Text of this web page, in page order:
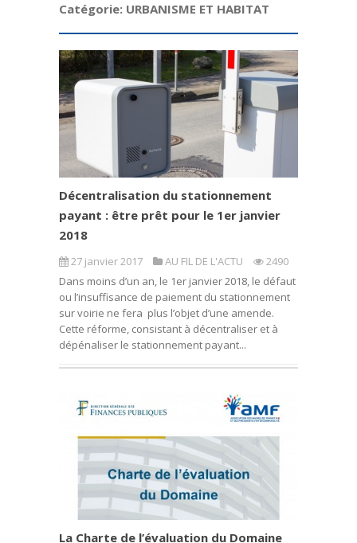
Catégorie: URBANISME ET HABITAT
Décentralisation du stationnement
payant : être prêt pour le 1er janvier
2018
27 janvier 2017 AU FIL DE L'ACTU
2490
Dans moins d’un an, le 1er janvier 2018, le défaut
ou l’insuffisance de paiement du stationnement
sur voirie ne fera plus l’objet d’une amende.
Cette réforme, consistant à décentraliser et à
dépénaliser le stationnement payant...
La Charte de l’évaluation du Domaine